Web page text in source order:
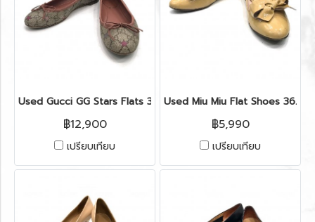
Used Gucci GG Stars Flats 37.5" in GG Supreme Stars/Brown
฿12,900
เปรียบเทียบ
Used Miu Miu Flat Shoes 36.5”
฿5,990
เปรียบเทียบ